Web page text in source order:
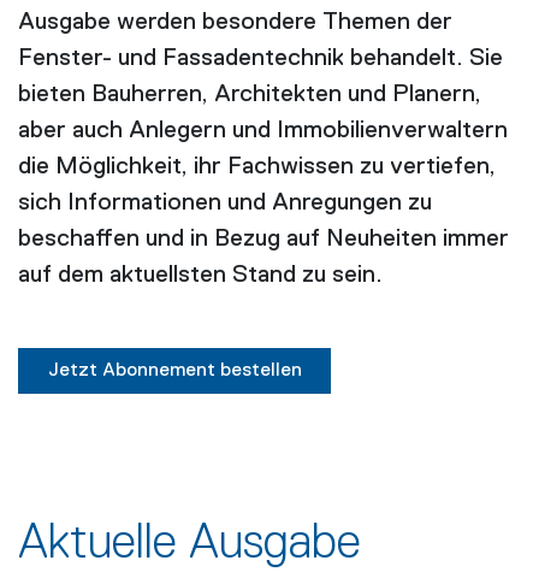
Ausgabe werden besondere Themen der
Fenster- und Fassadentechnik behandelt. Sie
bieten Bauherren, Architekten und Planern,
aber auch Anlegern und Immobilienverwaltern
die Möglichkeit, ihr Fachwissen zu vertiefen,
sich Informationen und Anregungen zu
beschaffen und in Bezug auf Neuheiten immer
auf dem aktuellsten Stand zu sein.
Jetzt Abonnement bestellen
Aktuelle Ausgabe